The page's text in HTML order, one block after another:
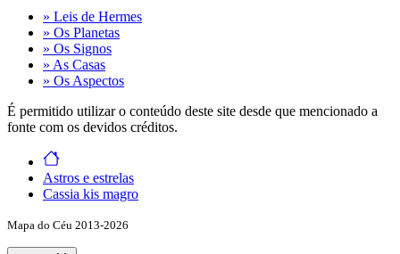
» Leis de Hermes
» Os Planetas
» Os Signos
» As Casas
» Os Aspectos
É permitido utilizar o conteúdo deste site desde que mencionado a
fonte com os devidos créditos.
Astros e estrelas
Cassia kis magro
Mapa do Céu 2013-2026